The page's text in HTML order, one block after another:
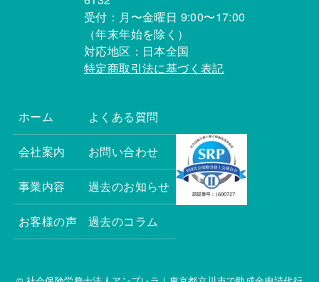
受付：月〜金曜日 9:00〜17:00
（年末年始を除く）
対応地区：日本全国
特定商取引法に基づく表記
ホーム
会社案内
事業内容
お客様の声
よくある質問
お問い合わせ
過去のお知らせ
過去のコラム